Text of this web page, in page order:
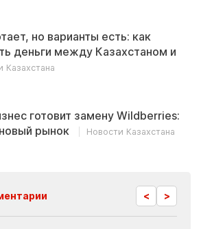
но варианты есть: как
деньги между Казахстаном и
Казахстана
готовит замену Wildberries:
рынок
Новости Казахстана
< >